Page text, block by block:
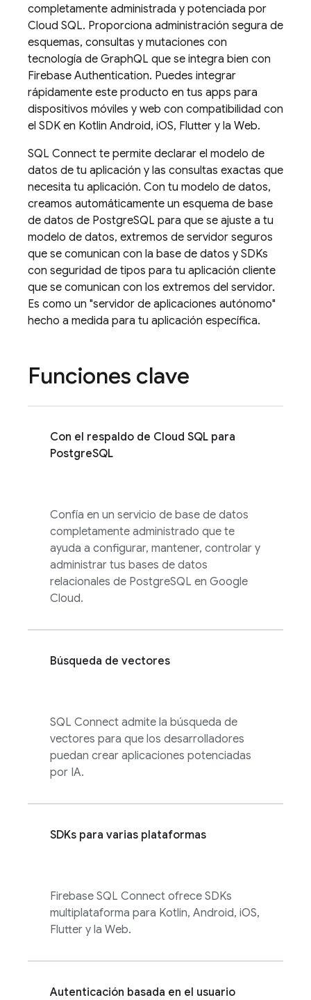
completamente administrada y potenciada por
Cloud SQL. Proporciona administración segura de
esquemas, consultas y mutaciones con
tecnología de GraphQL que se integra bien con
Firebase Authentication. Puedes integrar
rápidamente este producto en tus apps para
dispositivos móviles y web con compatibilidad con
el SDK en Kotlin Android, iOS, Flutter y la Web.
SQL Connect te permite declarar el modelo de
datos de tu aplicación y las consultas exactas que
necesita tu aplicación. Con tu modelo de datos,
creamos automáticamente un esquema de base
de datos de PostgreSQL para que se ajuste a tu
modelo de datos, extremos de servidor seguros
que se comunican con la base de datos y SDKs
con seguridad de tipos para tu aplicación cliente
que se comunican con los extremos del servidor.
Es como un "servidor de aplicaciones autónomo"
hecho a medida para tu aplicación específica.
Funciones clave
Con el respaldo de Cloud SQL para
PostgreSQL
Confía en un servicio de base de datos
completamente administrado que te
ayuda a configurar, mantener, controlar y
administrar tus bases de datos
relacionales de PostgreSQL en Google
Cloud.
Búsqueda de vectores
SQL Connect admite la búsqueda de
vectores para que los desarrolladores
puedan crear aplicaciones potenciadas
por IA.
SDKs para varias plataformas
Firebase SQL Connect ofrece SDKs
multiplataforma para Kotlin, Android, iOS,
Flutter y la Web.
Autenticación basada en el usuario